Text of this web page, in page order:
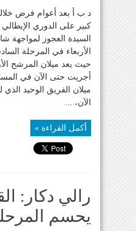
د ب أ بعد أعوام فرض
كبير على الدوري
السيدة العجوز لمواجهة
الأربعاء في المرحلة
أجريت حتى الآن في
ميلان الفريق الوحيد
الآن، ...
أكمل القراءة »
رالي دكار:
يحسم